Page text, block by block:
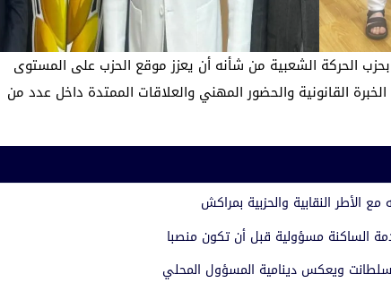
الحركة الشعبية من شأنه أن يعزز موقع الحزب على المستوى
القانونية والحضور المهني والعلاقات الممتدة داخل عدد من
الأطر النقابية والحزبية بمراكش
الساكنة مسؤولية قبل أن تكون منصبا
ويعكس دينامية المسؤول المحلي